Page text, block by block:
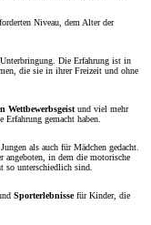
Niveau, dem Alter der
Die Erfahrung ist in
die sie in ihrer Freizeit und ohne
Wettbewerbsgeist und viel mehr
gemacht haben.
als auch für Mädchen gedacht.
angeboten, in dem die motorische
so unterschiedlich sind.
Sporterlebnissefür Kinder, die